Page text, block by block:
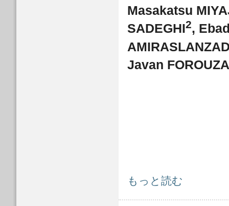
Masakatsu
SADEGHI2,
Javan
FactSheet: FS2013-E-0001 について
もっと読む